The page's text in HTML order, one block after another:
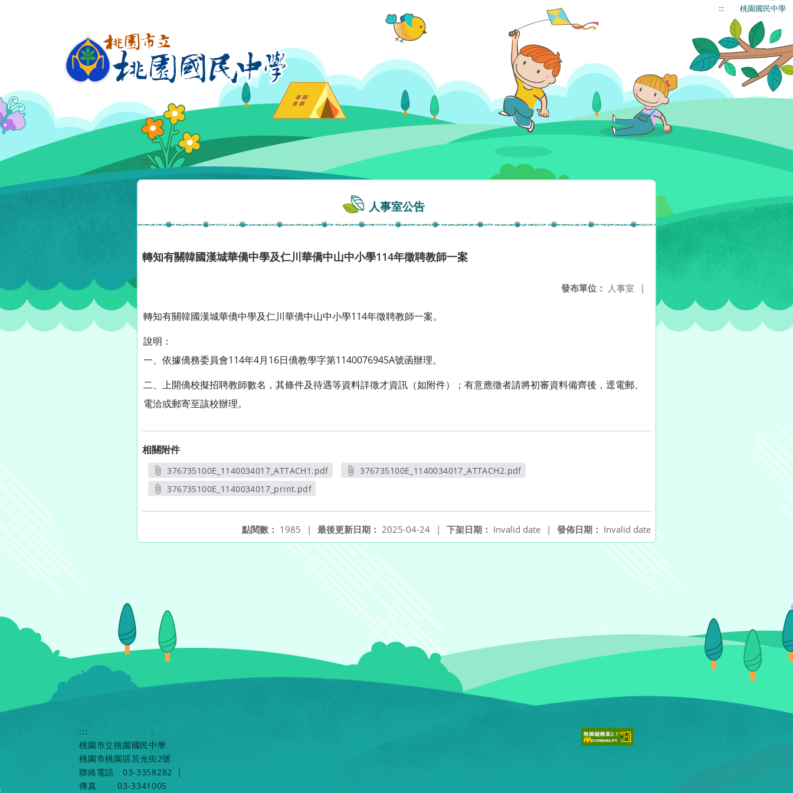
::: 桃園國民中學
:::
人事室公告
轉知有關韓國漢城華僑中學及仁川華僑中山中小學114年徵聘教師一案
發布單位： 人事室 |
轉知有關韓國漢城華僑中學及仁川華僑中山中小學114年徵聘教師一案。
說明：
一、依據僑務委員會114年4月16日僑教學字第1140076945A號函辦理。
二、上開僑校擬招聘教師數名，其條件及待遇等資料詳徵才資訊（如附件）；有意應徵者請將初審資料備齊後，逕電郵、
電洽或郵寄至該校辦理。
相關附件
376735100E_1140034017_ATTACH1.pdf
另開新視窗
376735100E_1140034017_ATTACH2.pdf
376735100E_1140034017_print.pdf
發佈日期： Invalid date
下架日期： Invalid date |
最後更新日期： 2025-04-24 |
點閱數： 1985 |
:::
桃園市立桃園國民中學
桃園市桃園區莒光街2號
聯絡電話
03-3358282
|
傳真
03-3341005